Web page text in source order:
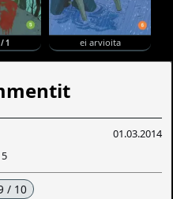
/ 1 ei arvioita
01.03.2014
/ 10